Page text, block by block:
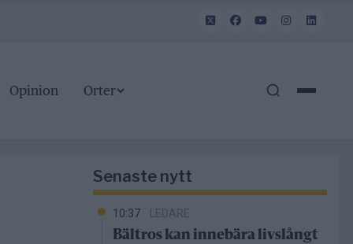
Opinion Orter
Senaste nytt
10:37 LEDARE
Bältros kan innebära livslångt